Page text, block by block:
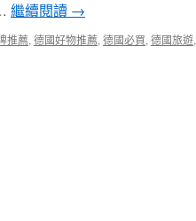
繼續閱讀 →
推薦, 德國好物推薦, 德國必買, 德國旅遊,